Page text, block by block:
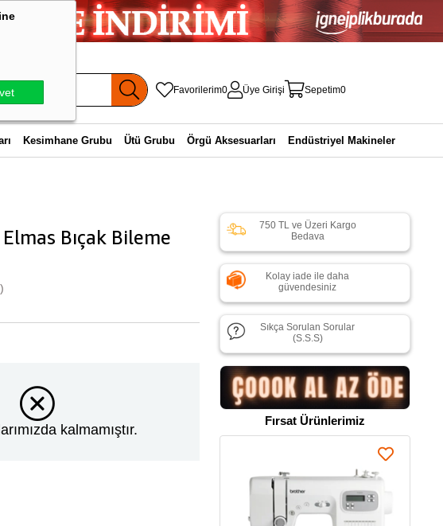
Favorilerim0 Üye Girişi Sepetim0
Kesimhane Grubu Ütü Grubu Örgü Aksesuarları Endüstriyel Makineler
Bıçak Bileme
kalmamıştır.
750 TL ve Üzeri Kargo
Bedava
Kolay iade ile daha
güvendesiniz
Sıkça Sorulan Sorular
(S.S.S)
Fırsat Ürünlerimiz